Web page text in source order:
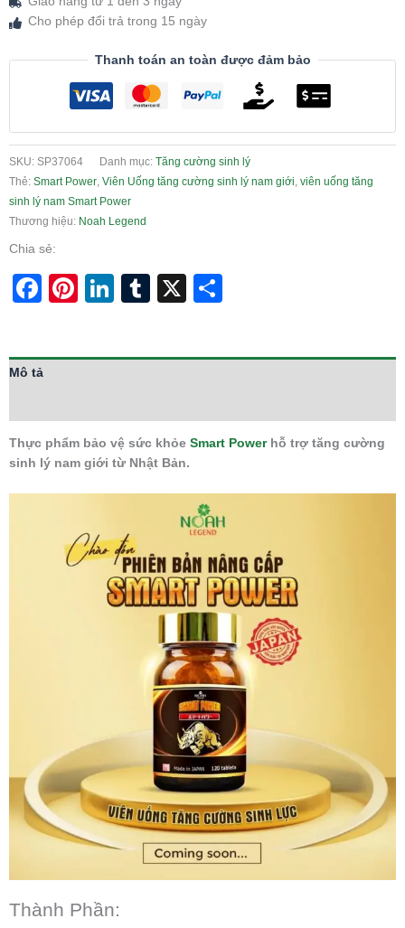
Cho phép đổi trả trong 15 ngày
Thanh toán an toàn được đảm bảo
SKU: SP37064 Danh mục: Tăng cường sinh lý
Thẻ: Smart Power Viên Uống tăng cường sinh lý nam giới viên uống tăng
sinh lý nam Smart Power
Thương hiệu: Noah Legend
Chia sẻ:
Facebook
Pinterest
LinkedIn
Tumblr
X
Mô tả
Thực phẩm bảo vệ sức khỏe Smart Powerhỗ trợ tăng cường
sinh lý nam giới từ Nhật Bản.
Thành Phần: